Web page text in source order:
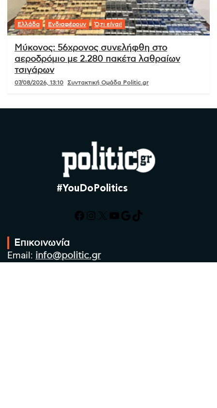
Ελλάδα Ενδιαφέρουν Ό,τι είναι!
Μύκονος: 56χρονος συνελήφθη στο
αεροδρόμιο με 2.280 πακέτα λαθραίων
τσιγάρων
07/08/2026, 13:10 Συντακτική Ομάδα Politic.gr
#YouDoPolitics
Facebook
Instagram
X YouTube
Google
TikTok
Επικοινωνία
Email: info@politic.gr